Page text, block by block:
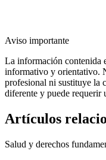
Aviso importante
La información contenida
informativo y orientativo.
profesional ni sustituye la
diferente y puede requerir
Artículos
Salud y derechos